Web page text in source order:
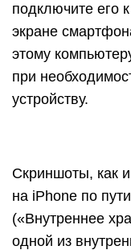
подключите его
экране
этому
при
устройству.
Скриншоты, как
на iPhone по
(«Внутреннее
одной из